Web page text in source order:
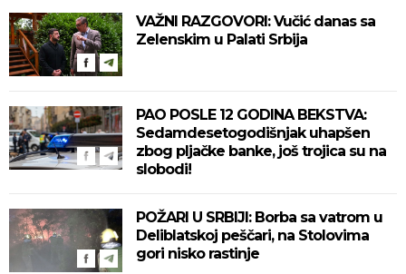
VAŽNI RAZGOVORI: Vučić danas sa
Zelenskim u Palati Srbija
PAO POSLE 12 GODINA BEKSTVA:
Sedamdesetogodišnjak uhapšen
zbog pljačke banke, još trojica su na
slobodi!
POŽARI U SRBIJI: Borba sa vatrom u
Deliblatskoj peščari, na Stolovima
gori nisko rastinje